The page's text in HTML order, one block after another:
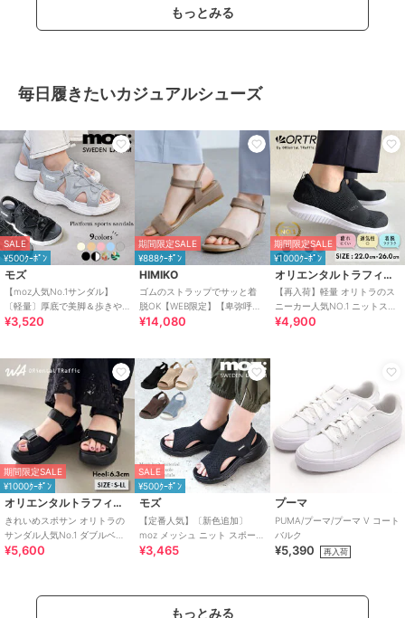
もっとみる
毎日履きたいカジュアルシューズ
SALE
¥500ｸｰﾎﾟﾝ
モズ
【moz人気No.1サンダル】
〔軽量〕厚底で美脚＆歩きや
すい！疲れにくいフィット感
¥3,520
期間限定SALE
¥888ｸｰﾎﾟﾝ
HIMIKO
ゴムのストラップでサッと着
脱OK【WEB限定】【卑弥呼
26SS】ゴムストラップサンダ
¥14,080
期間限定SALE
¥1000ｸｰﾎﾟﾝ
オリエンタルトラフィック
【再入荷】軽量 オリトラのス
ニーカー人気NO.1 ニットスニ
ーカー スリッポン /3709
¥4,900
期間限定SALE
¥1000ｸｰﾎﾟﾝ
オリエンタルトラフィック
きれいめスポサン オリトラの
サンダル人気No.1 ダブルベル
ト スポーツサンダル /42207
¥5,600
SALE
¥500ｸｰﾎﾟﾝ
モズ
【定番人気】〔新色追加〕
moz メッシュ ニット スポーツ
サンダル
¥3,465
プーマ
PUMA/プーマ/プーマ V コート
バルク
¥5,390 再入荷
もっとみる